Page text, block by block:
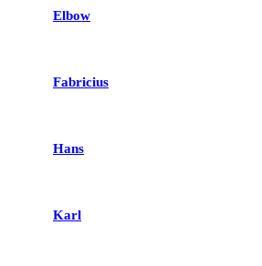
Elbow
Fabricius
Hans
Karl